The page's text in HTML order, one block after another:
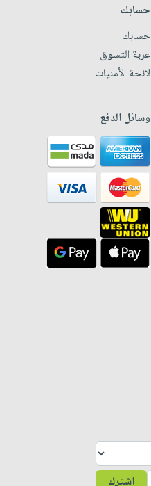
حسابك
حسابك
عربة التسوق
لائحة الأمنيات
وسائل الدفع